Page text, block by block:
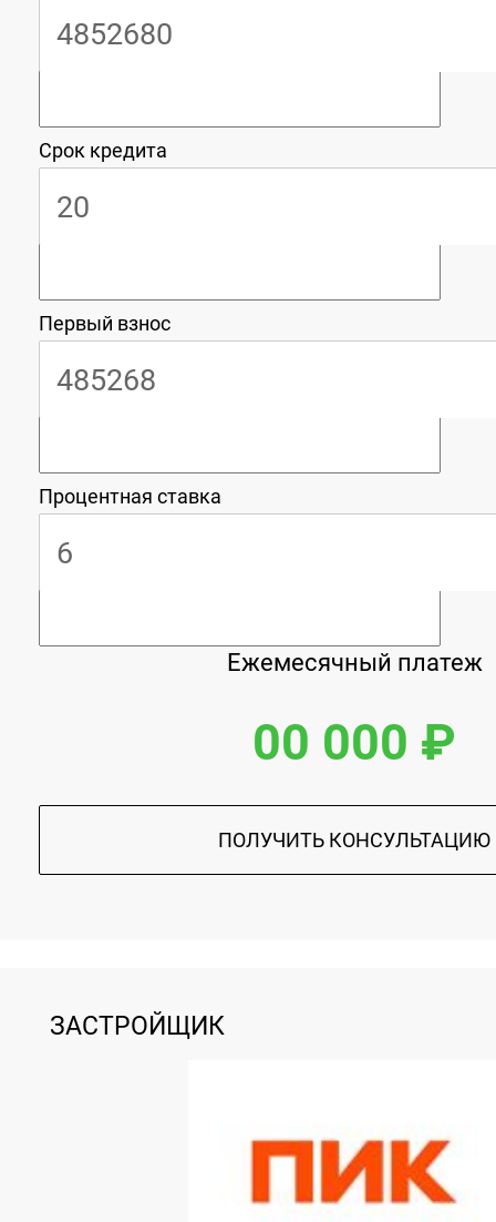
Срок кредита
Первый взнос
Процентная ставка
Ежемесячный платеж
00 000 ₽
ПОЛУЧИТЬ КОНСУЛЬТАЦИЮ
ЗАСТРОЙЩИК